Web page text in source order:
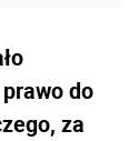
do
za